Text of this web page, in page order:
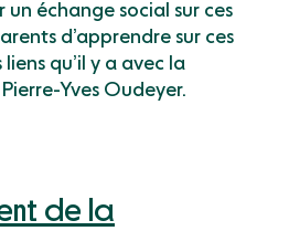
un échange social sur ces
d’apprendre sur ces
qu’il y a avec la
Yves Oudeyer.
de la